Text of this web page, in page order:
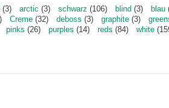
(3) arctic (3) schwarz (106) blind (3) blau
Creme (32) deboss (3) graphite (3)
pinks (26) purples (14) reds (84) white